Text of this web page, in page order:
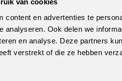
van cookies
content en advertenties te
analyseren. Ook delen we
en analyse. Deze partners
verstrekt of die ze hebben